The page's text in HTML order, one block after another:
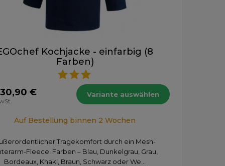
Kochjacke - einfarbig (8
Farben)
€ Variante auswählen
Auf Bestellung binnen 2 Wochen
Tragekomfort durch ein Mesh-
Fleece. Farben – Blau, Dunkelgrau, Grau,
Bordeaux, Khaki, Braun, Schwarz oder We...